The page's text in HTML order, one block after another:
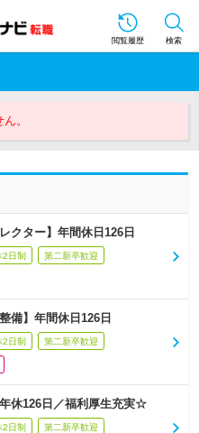
閲覧履歴 検索
。
クター】年間休日126日
2日制 第二新卒歓迎
備】年間休日126日
2日制 第二新卒歓迎
休126日／福利厚生充実☆
2日制 第二新卒歓迎